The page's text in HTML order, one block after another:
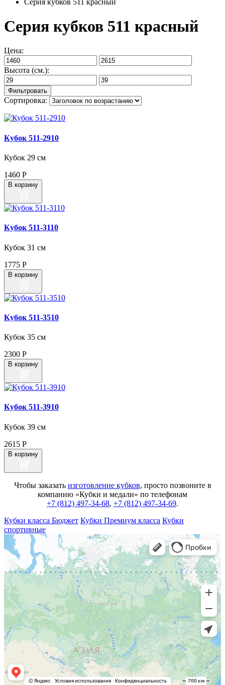
Серия кубков 511 красный
Цена:
Высота (см.):
Сортировка:
Кубок 511‑2910
Кубок 29 см
1460 Р
В корзину
Кубок 511‑3110
Кубок 31 см
1775 Р
В корзину
Кубок 511‑3510
Кубок 35 см
2300 Р
В корзину
Кубок 511‑3910
Кубок 39 см
2615 Р
В корзину
Чтобы заказать изготовление кубков, просто позвоните в
компанию «Кубки и медали» по телефонам
+7 (812) 497-34-68, +7 (812) 497-34-69.
Кубки класса Бюджет Кубки Премиум класса Кубки
спортивные